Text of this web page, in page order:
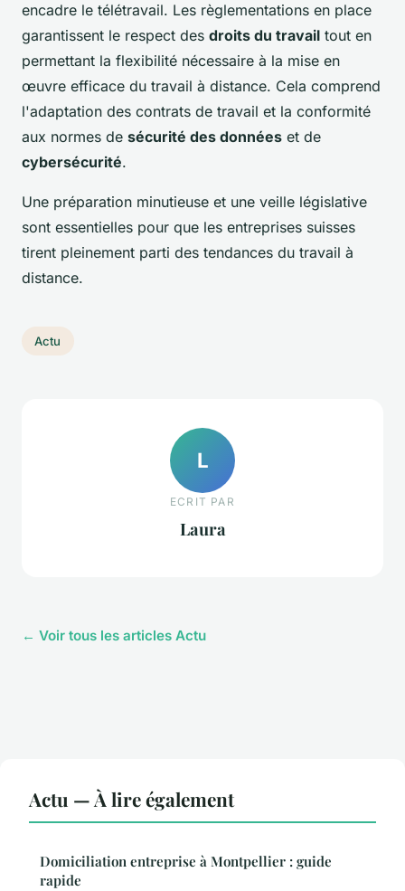
encadre le télétravail. Les règlementations en place
garantissent le respect des droits du travail tout en
permettant la flexibilité nécessaire à la mise en
œuvre efficace du travail à distance. Cela comprend
l'adaptation des contrats de travail et la conformité
aux normes de sécurité des données et de
cybersécurité.
Une préparation minutieuse et une veille législative
sont essentielles pour que les entreprises suisses
tirent pleinement parti des tendances du travail à
distance.
Actu
L
ECRIT PAR
Laura
← Voir tous les articles Actu
Actu — À lire également
Domiciliation entreprise à Montpellier : guide
rapide